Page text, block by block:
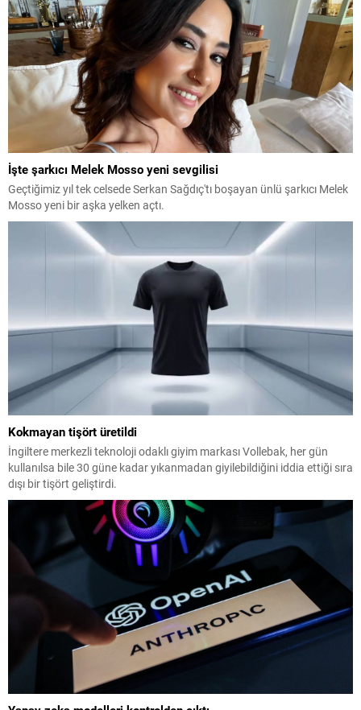
İşte şarkıcı Melek Mosso yeni sevgilisi
Geçtiğimiz yıl tek celsede Serkan Sağdıç'tı boşayan ünlü şarkıcı Melek
Mosso yeni bir aşka yelken açtı.
Kokmayan tişört üretildi
İngiltere merkezli teknoloji odaklı giyim markası Vollebak, her gün
kullanılsa bile 30 güne kadar yıkanmadan giyilebildiğini iddia ettiği sıra
dışı bir tişört geliştirdi.